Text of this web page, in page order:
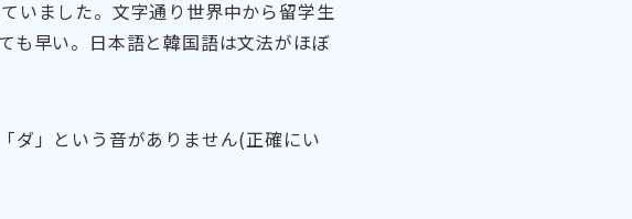
いました。文字通り世界中から留学生
も早い。日本語と韓国語は文法がほぼ
ダ」という音がありません(正確にい